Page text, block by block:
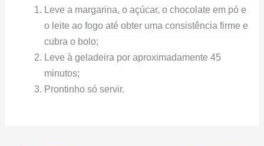
Leve a margarina, o açúcar, o chocolate em pó e
o leite ao fogo até obter uma consistência firme e
cubra o bolo;
Leve à geladeira por aproximadamente 45
minutos;
Prontinho só servir.